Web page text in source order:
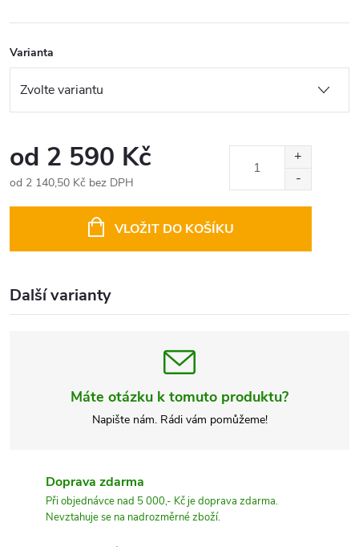
Varianta
od 2 590 Kč
od 2 140,50 Kč bez DPH
VLOŽIT DO KOŠÍKU
Další varianty
Máte otázku k tomuto produktu?
Napište nám. Rádi vám pomůžeme!
Doprava zdarma
Při objednávce nad 5 000,- Kč je doprava zdarma.
Nevztahuje se na nadrozměrné zboží.